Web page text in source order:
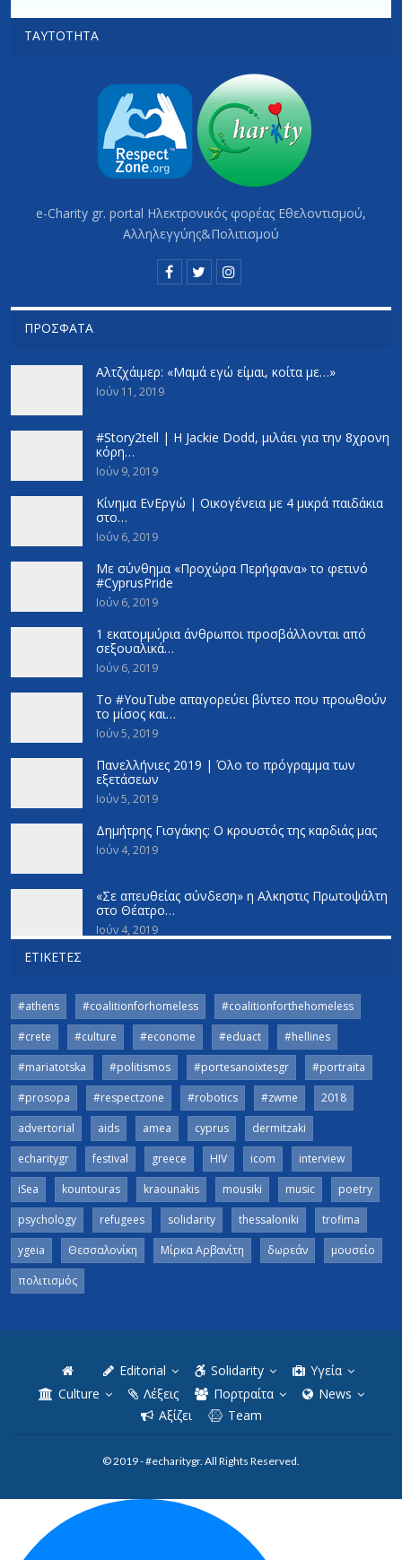
ΤΑΥΤΌΤΗΤΑ
e-Charity gr. portal Hλεκτρονικός φορέας Εθελοντισμού,
Αλληλεγγύης&Πολιτισμού
ΠΡΌΣΦΑΤΑ
Αλτζχάιμερ: «Μαμά εγώ είμαι, κοίτα με…»
Ιούν 11, 2019
#Story2tell | Η Jackie Dodd, μιλάει για την 8χρονη
κόρη…
Ιούν 9, 2019
Κίνημα ΕνΕργώ | Οικογένεια με 4 μικρά παιδάκια
στο…
Ιούν 6, 2019
Με σύνθημα «Προχώρα Περήφανα» το φετινό
#CyprusPride
Ιούν 6, 2019
1 εκατομμύρια άνθρωποι προσβάλλονται από
σεξουαλικά…
Ιούν 6, 2019
Το #YouTube απαγορεύει βίντεο που προωθούν
το μίσος και…
Ιούν 5, 2019
Πανελλήνιες 2019 | Όλο το πρόγραμμα των
εξετάσεων
Ιούν 5, 2019
Δημήτρης Γισγάκης: Ο κρουστός της καρδιάς μας
Ιούν 4, 2019
«Σε απευθείας σύνδεση» η Αλκηστις Πρωτοψάλτη
στο Θέατρο…
Ιούν 4, 2019
ΕΤΙΚΈΤΕΣ
#athens #coalitionforhomeless
#coalitionforthehomeless
#crete
#culture #econome #eduact
#hellines
#mariatotska
#politismos #portesanoixtesgr
#portraita
#prosopa
#respectzone #robotics #zwme
2018
advertorial
aids amea cyprus
dermitzaki
echaritygr
festival greece HIV icom
interview
iSea
kountouras kraounakis mousiki music
poetry
psychology
refugees solidarity thessaloniki
trofima
ygeia
Θεσσαλονίκη Μίρκα Αρβανίτη δωρεάν
μουσείο
πολιτισμός
Editorial Solidarity
Υγεία
Culture
Λέξεις Πορτραίτα
News
Αξίζει
Team
© 2019 - #echaritygr. All Rights Reserved.